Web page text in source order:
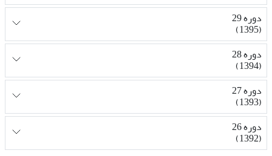
دوره 29
(1395)
دوره 28
(1394)
دوره 27
(1393)
دوره 26
(1392)